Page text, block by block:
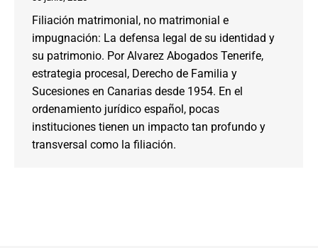
Filiación matrimonial, no matrimonial e
impugnación: La defensa legal de su identidad y
su patrimonio. Por Alvarez Abogados Tenerife,
estrategia procesal, Derecho de Familia y
Sucesiones en Canarias desde 1954. En el
ordenamiento jurídico español, pocas
instituciones tienen un impacto tan profundo y
transversal como la filiación.